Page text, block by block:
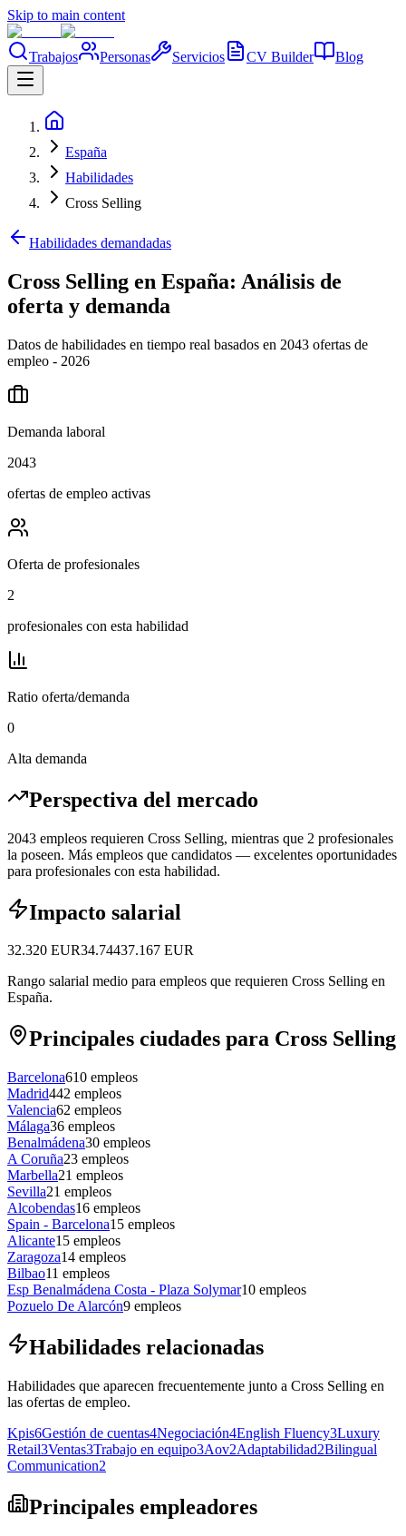
Skip to main content
Trabajos Personas Servicios CV Builder Blog
España
Habilidades
Cross Selling
Habilidades demandadas
Cross Selling en España: Análisis de
oferta y demanda
Datos de habilidades en tiempo real basados en 2043 ofertas de
empleo - 2026
Demanda laboral
2043
ofertas de empleo activas
Oferta de profesionales
2
profesionales con esta habilidad
Ratio oferta/demanda
0
Alta demanda
Perspectiva del mercado
2043 empleos requieren Cross Selling, mientras que 2 profesionales
la poseen. Más empleos que candidatos — excelentes oportunidades
para profesionales con esta habilidad.
Impacto salarial
32.320 EUR34.74437.167 EUR
Rango salarial medio para empleos que requieren Cross Selling en
España.
Principales ciudades para Cross Selling
Barcelona610 empleos
Madrid442 empleos
Valencia62 empleos
Málaga36 empleos
Benalmádena30 empleos
A Coruña23 empleos
Marbella21 empleos
Sevilla21 empleos
Alcobendas16 empleos
Spain - Barcelona15 empleos
Alicante15 empleos
Zaragoza14 empleos
Bilbao11 empleos
Esp Benalmádena Costa - Plaza Solymar10 empleos
Pozuelo De Alarcón9 empleos
Habilidades relacionadas
Habilidades que aparecen frecuentemente junto a Cross Selling en
las ofertas de empleo.
Kpis6Gestión de cuentas4Negociación4English Fluency3Luxury
Retail3Ventas3Trabajo en equipo3Aov2Adaptabilidad2Bilingual
Communication2
Principales empleadores